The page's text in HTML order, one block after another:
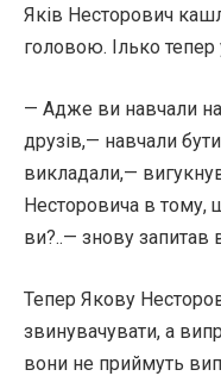
Яків Несторович
головою. Ілько тепер
— Адже ви навчали
друзів,— навчали
викладали,—
Несторовича в тому,
ви?..— знову запитав
Тепер Якову
звинувачувати, а
вони не приймуть